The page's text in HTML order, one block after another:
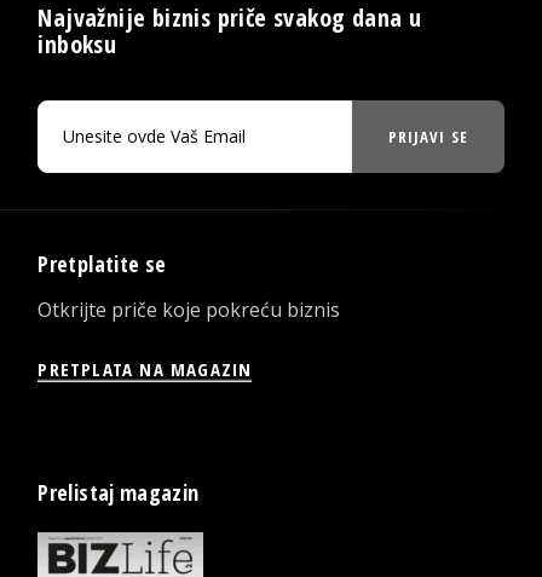
Najvažnije biznis priče svakog dana u
inboksu
PRIJAVI SE
Pretplatite se
Otkrijte priče koje pokreću biznis
PRETPLATA NA MAGAZIN
Prelistaj magazin